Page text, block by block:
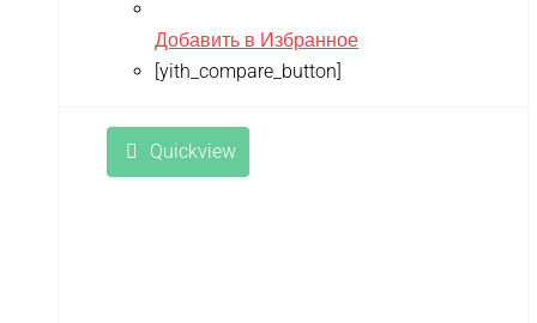
Добавить в Избранное
[yith_compare_button]
Quickview